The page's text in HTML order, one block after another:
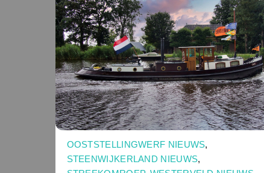
OOSTSTELLINGWERF NIEUWS,
STEENWIJKERLAND NIEUWS,